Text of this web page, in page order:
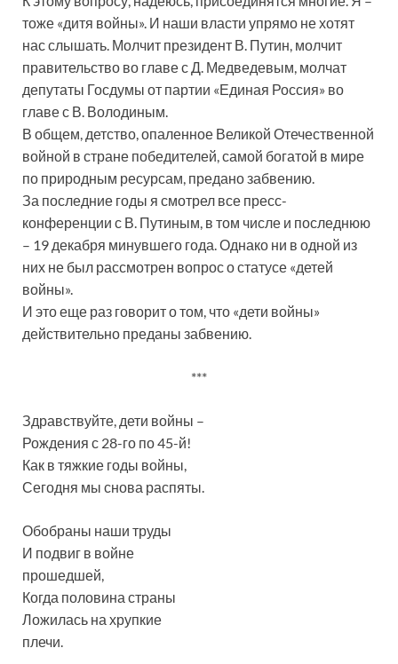
тоже «дитя войны». И наши власти упрямо не хотят
нас слышать. Молчит президент В. Путин, молчит
правительство во главе с Д. Медведевым, молчат
депутаты Госдумы от партии «Единая Россия» во
главе с В. Володиным.
В общем, детство, опаленное Великой Отечественной
войной в стране победителей, самой богатой в мире
по природным ресурсам, предано забвению.
За последние годы я смотрел все пресс-
конференции с В. Путиным, в том числе и последнюю
– 19 декабря минувшего года. Однако ни в одной из
них не был рассмотрен вопрос о статусе «детей
войны».
И это еще раз говорит о том, что «дети войны»
действительно преданы забвению.
***
Здравствуйте, дети войны –
Рождения с 28-го по 45-й!
Как в тяжкие годы войны,
Сегодня мы снова распяты.
Обобраны наши труды
И подвиг в войне
прошедшей,
Когда половина страны
Ложилась на хрупкие
плечи.